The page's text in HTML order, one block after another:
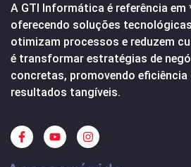
A GTI Informática é referência
oferecendo soluções
otimizam processos e reduzem
é transformar estratégias de
concretas, promovendo eficiência
resultados tangíveis.